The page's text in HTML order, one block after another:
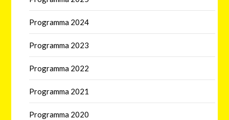
Programma 2024
Programma 2023
Programma 2022
Programma 2021
Programma 2020